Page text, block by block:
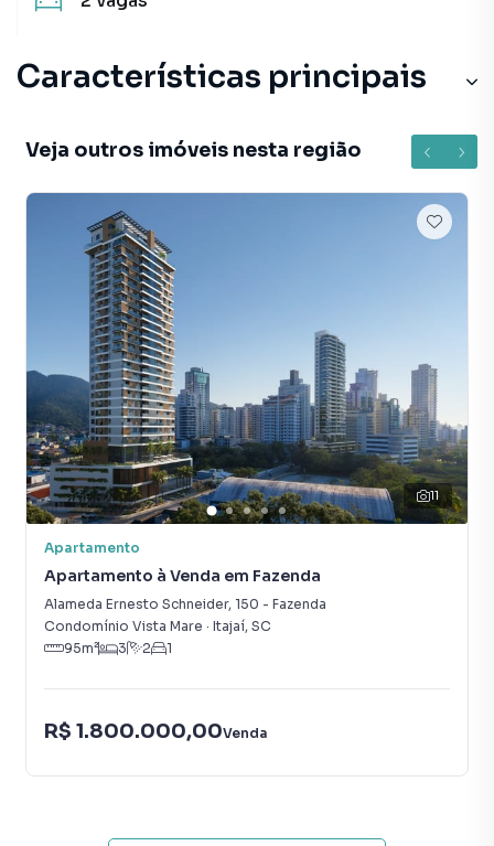
Características principais
Veja outros imóveis nesta região
11
Apartamento
Apartamento à Venda em Fazenda
Alameda Ernesto Schneider, 150 - Fazenda
Condomínio Vista Mare · Itajaí, SC
95m² 3 2 1
R$ 1.800.000,00Venda